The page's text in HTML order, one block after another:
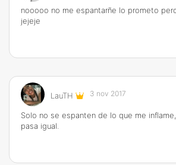
nooooo no me espantarñe lo prometo
jejeje
LauTH 3 nov 2017
Solo no se espanten de lo que me
pasa igual.